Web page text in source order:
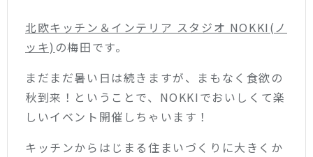
北欧キッチン＆インテリア スタジオ NOKKI(ノ
ッキ) の梅田です。
まだまだ暑い日は続きますが、まもなく食欲の
秋到来！ということで、NOKKIでおいしくて楽
しいイベント開催しちゃいます！
キッチンからはじまる住まいづくりに大きくか